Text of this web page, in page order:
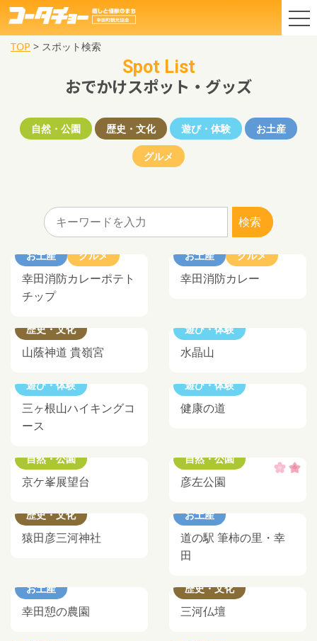
TOP > スポット検索
Spot List
おでかけスポット・グッズ
自然・公園 歴史・文化 遊び・体験 お土産
グルメ
お土産 グルメ
幸田消防カレーポテト
チップ
お土産 グルメ
幸田消防カレー
歴史・文化
山蔭神道 貴嶺宮
遊び・体験
水晶山
遊び・体験
三ヶ根山ハイキングコ
ース
遊び・体験
健康の道
自然・公園
京ケ峯展望台
自然・公園
彦左公園
歴史・文化
猿田彦三河神社
お土産
道の駅 筆柿の里・幸
田
お土産
幸田憩の農園
歴史・文化
三河仏壇